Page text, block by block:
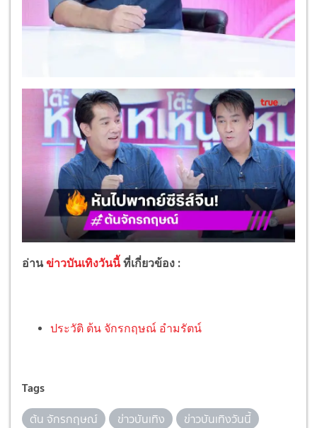
อ่านข่าวบันเทิงวันนี้ ที่เกี่ยวข้อง :
ประวัติ ต้น จักรกฤษณ์ อำมรัตน์
Tags
ต้น จักรกฤษณ์ ข่าวบันเทิง
ข่าวบันเทิงวันนี้